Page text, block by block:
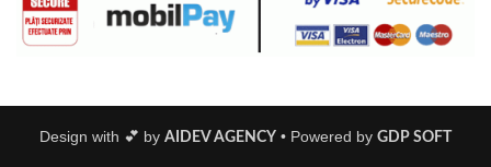
Design with 💕 by AIDEV AGENCY • Powered by GDP SOFT